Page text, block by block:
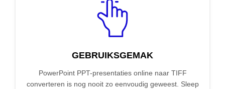
GEBRUIKSGEMAK
PowerPoint PPT-presentaties online naar TIFF
converteren is nog nooit zo eenvoudig geweest. Sleep